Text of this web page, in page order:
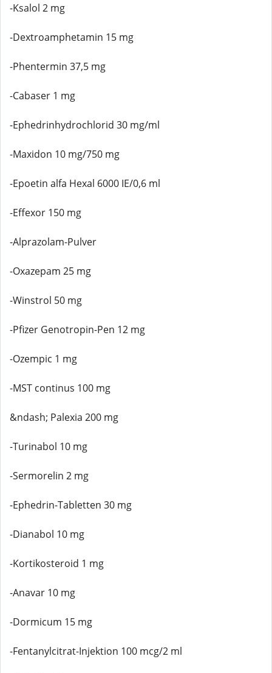
-Ksalol 2 mg
-Dextroamphetamin 15 mg
-Phentermin 37,5 mg
-Cabaser 1 mg
-Ephedrinhydrochlorid 30 mg/ml
-Maxidon 10 mg/750 mg
-Epoetin alfa Hexal 6000 IE/0,6 ml
-Effexor 150 mg
-Alprazolam-Pulver
-Oxazepam 25 mg
-Winstrol 50 mg
-Pfizer Genotropin-Pen 12 mg
-Ozempic 1 mg
-MST continus 100 mg
&ndash; Palexia 200 mg
-Turinabol 10 mg
-Sermorelin 2 mg
-Ephedrin-Tabletten 30 mg
-Dianabol 10 mg
-Kortikosteroid 1 mg
-Anavar 10 mg
-Dormicum 15 mg
-Fentanylcitrat-Injektion 100 mcg/2 ml